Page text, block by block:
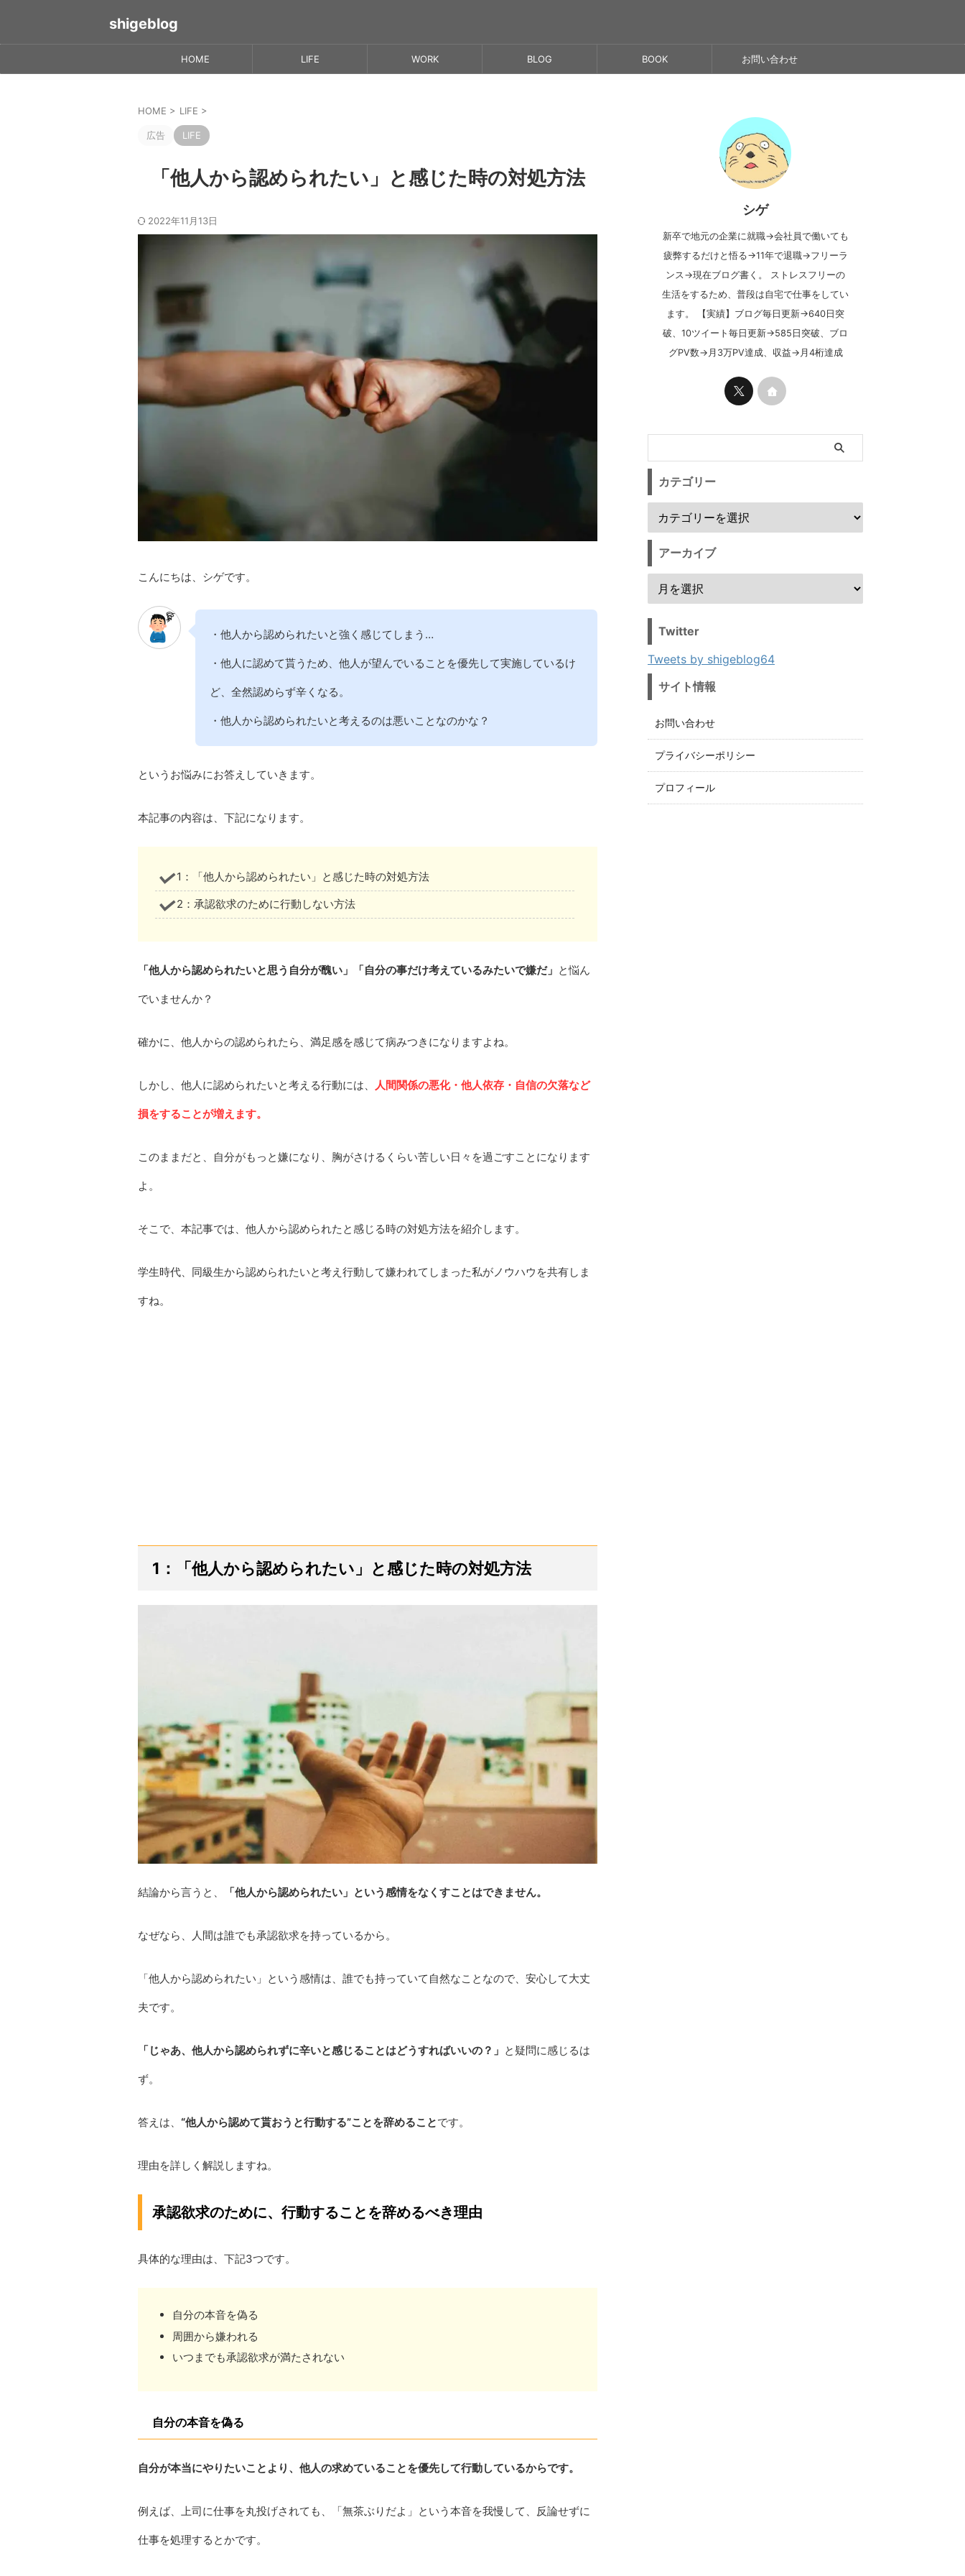
shigeblog
HOME LIFE WORK BLOG BOOK お問い合わせ
HOME > LIFE >
広告 LIFE
「他人から認められたい」と感じた時の対処方法
2022年11月13日
こんにちは、シゲです。
・他人から認められたいと強く感じてしまう…
・他人に認めて貰うため、他人が望んでいることを優先して実施しているけ
ど、全然認めらず辛くなる。
・他人から認められたいと考えるのは悪いことなのかな？
というお悩みにお答えしていきます。
本記事の内容は、下記になります。
1：「他人から認められたい」と感じた時の対処方法
2：承認欲求のために行動しない方法
「他人から認められたいと思う自分が醜い」「自分の事だけ考えているみたいで嫌だ」 と悩ん
でいませんか？
確かに、他人からの認められたら、満足感を感じて病みつきになりますよね。
しかし、他人に認められたいと考える行動には、 人間関係の悪化・他人依存・自信の欠落など
損をすることが増えます。
このままだと、自分がもっと嫌になり、胸がさけるくらい苦しい日々を過ごすことになります
よ。
そこで、本記事では、他人から認められたと感じる時の対処方法を紹介します。
学生時代、同級生から認められたいと考え行動して嫌われてしまった私がノウハウを共有しま
すね。
1：「他人から認められたい」と感じた時の対処方法
結論から言うと、 「他人から認められたい」という感情をなくすことはできません。
なぜなら、人間は誰でも承認欲求を持っているから。
「他人から認められたい」という感情は、誰でも持っていて自然なことなので、安心して大丈
夫です。
「じゃあ、他人から認められずに辛いと感じることはどうすればいいの？」 と疑問に感じるは
ず。
答えは、 “他人から認めて貰おうと行動する”ことを辞めることです。
理由を詳しく解説しますね。
承認欲求のために、行動することを辞めるべき理由
具体的な理由は、下記3つです。
自分の本音を偽る
周囲から嫌われる
いつまでも承認欲求が満たされない
自分の本音を偽る
自分が本当にやりたいことより、他人の求めていることを優先して行動しているからです。
例えば、上司に仕事を丸投げされても、「無茶ぶりだよ」という本音を我慢して、反論せずに
仕事を処理するとかです。
シゲ
新卒で地元の企業に就職→会社員で働いても
疲弊するだけと悟る→11年で退職→フリーラ
ンス→現在ブログ書く。 ストレスフリーの
生活をするため、普段は自宅で仕事をしてい
ます。 【実績】ブログ毎日更新→640日突
破、10ツイート毎日更新→585日突破、ブロ
グPV数→月3万PV達成、収益→月4桁達成
カテゴリー
アーカイブ
Twitter
Tweets by shigeblog64
サイト情報
お問い合わせ
プライバシーポリシー
プロフィール